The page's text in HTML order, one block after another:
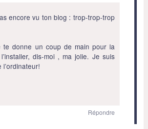
encore vu ton blog : trop-trop-trop
donne un coup de main pour la
dis-moi , ma jolie. Je suis
Répondre